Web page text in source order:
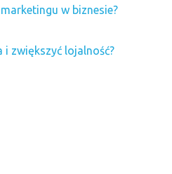
w biznesie?
zwiększyć lojalność?